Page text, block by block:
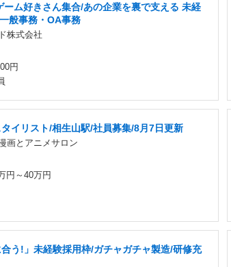
ーム好きさん集合/あの企業を裏で支える 未経
般事務・OA事務
株式会社
円
イリスト/相生山駅/社員募集/8月7日更新
画とアニメサロン
円～40万円
合う!」未経験採用枠/ガチャガチャ製造/研修充